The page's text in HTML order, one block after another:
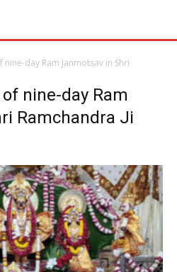
day Ram Janmotsav in Shri
nine-day Ram
Ramchandra Ji